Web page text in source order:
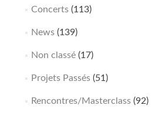
Concerts(113)
News(139)
Non classé(17)
Projets Passés(51)
Rencontres/Masterclass(92)